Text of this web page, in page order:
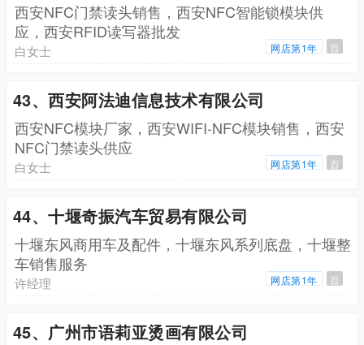
西安NFC门禁读头销售，西安NFC智能锁模块供
应，西安RFID读写器批发
白女士 网店第1年 百
43、西安阿法迪信息技术有限公司
西安NFC模块厂家，西安WIFI-NFC模块销售，西安
NFC门禁读头供应
白女士 网店第1年 百
44、十堰奇振汽车贸易有限公司
十堰东风商用车及配件，十堰东风系列底盘，十堰整
车销售服务
许经理 网店第1年 百
45、广州市语莉亚烫画有限公司